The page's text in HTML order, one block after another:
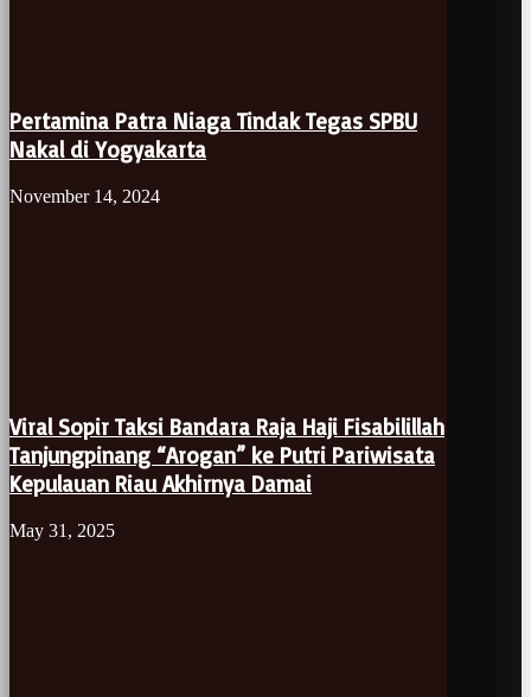
Pertamina Patra Niaga Tindak Tegas SPBU
Nakal di Yogyakarta
November 14, 2024
Viral Sopir Taksi Bandara Raja Haji Fisabilillah
Tanjungpinang “Arogan” ke Putri Pariwisata
Kepulauan Riau Akhirnya Damai
May 31, 2025